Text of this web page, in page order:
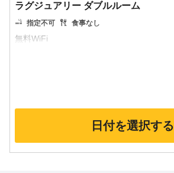
ラグジュアリー ダブルルーム
指定不可 食事なし
日付を選択する